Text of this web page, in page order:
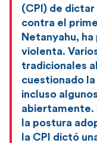
(CPI) de
contra el
Netanyahu,
violenta.
tradicionales
cuestionado
incluso
abiertamente.
la postura
la CPI dictó